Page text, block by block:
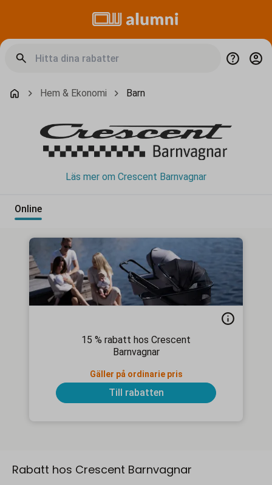
Hem & Ekonomi Barn
Läs mer om Crescent Barnvagnar
Online
15 % rabatt hos Crescent
Barnvagnar
Gäller på ordinarie pris
Till rabatten
Rabatt hos Crescent Barnvagnar